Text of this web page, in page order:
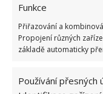
Funkce
Přiřazování a
Propojení různých
základě automaticky
Používání přesných